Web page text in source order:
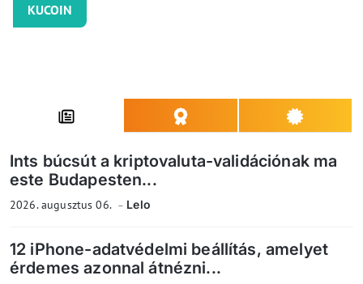
KUCOIN
Ints búcsút a kriptovaluta-validációnak ma
este Budapesten...
2026. augusztus 06. Lelo
12 iPhone-adatvédelmi beállítás, amelyet
érdemes azonnal átnézni...